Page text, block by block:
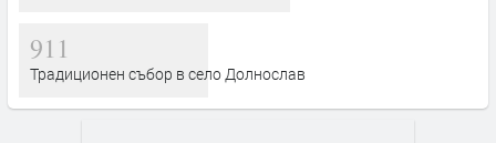
911
Традиционен събор в село Долнослав